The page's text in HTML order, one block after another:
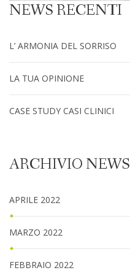
NEWS RECENTI
L’ ARMONIA DEL SORRISO
LA TUA OPINIONE
CASE STUDY CASI CLINICI
ARCHIVIO NEWS
APRILE 2022
MARZO 2022
FEBBRAIO 2022